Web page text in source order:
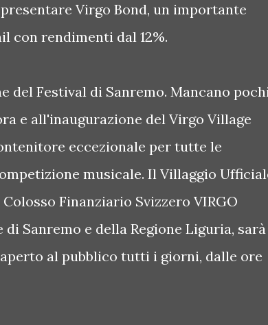
Virgo Bond, un importante
con rendimenti dal 12%.
del Festival di Sanremo. Mancano
e all'inaugurazione del Virgo Village
eccezionale per tutte le
musicale. Il Villaggio
Finanziario Svizzero VIRGO
Sanremo e della Regione Liguria, sarà
al pubblico tutti i giorni, dalle ore